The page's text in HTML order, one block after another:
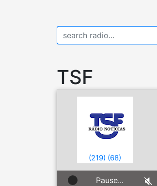
TSF
(219) (68)
Pause...